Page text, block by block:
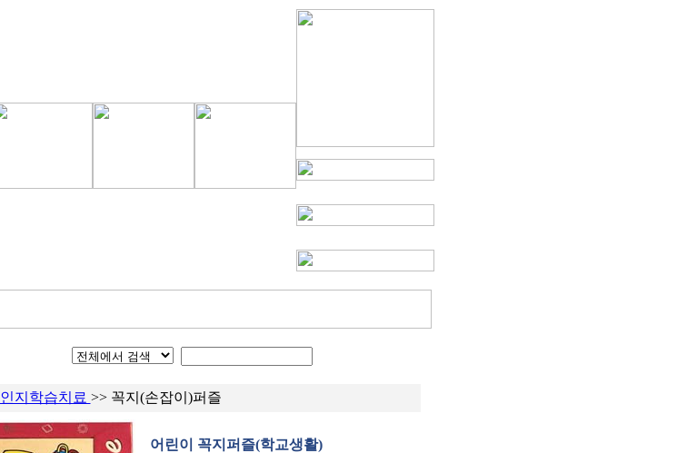
인지학습치료 >> 꼭지(손잡이)퍼즐
어린이 꼭지퍼즐(학교생활)